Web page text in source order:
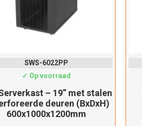
SWS-6022PP
✓ Op voorraad
– 19” met stalen
deuren (BxDxH)
600x1000x1200mm